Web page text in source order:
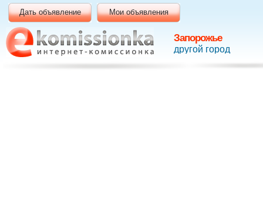
Запорожье
другой город
Дать объявление Мои объявления